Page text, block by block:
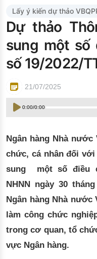
Đào tạo ISO
Lấy ý kiến dự thảo
Dự thảo
sung một số
số 19/2022/
21/07/2025
0:00/0:00
Ngân hàng Nhà
chức, cá nhân đối
sung một số điều
NHNN ngày 30
Ngân hàng Nhà
làm công chức
trong cơ quan, tổ
vực Ngân hàng.